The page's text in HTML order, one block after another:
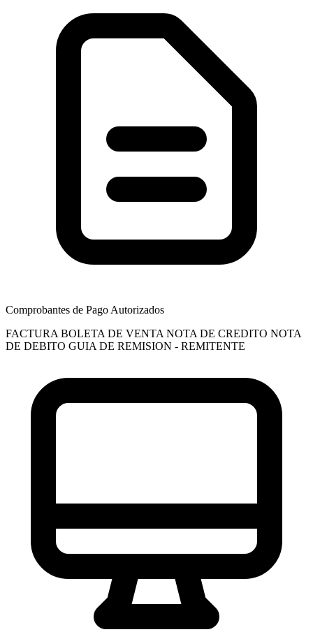
Comprobantes de Pago Autorizados
FACTURA BOLETA DE VENTA NOTA DE CREDITO NOTA
DE DEBITO GUIA DE REMISION - REMITENTE